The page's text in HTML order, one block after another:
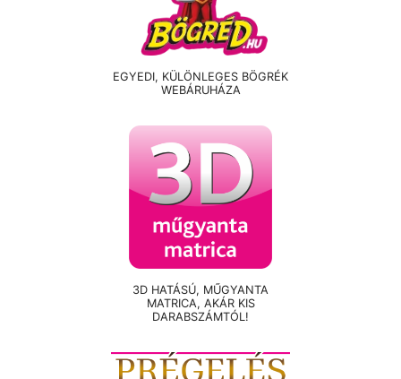
EGYEDI, KÜLÖNLEGES BÖGRÉK
WEBÁRUHÁZA
3D HATÁSÚ, MŰGYANTA
MATRICA, AKÁR KIS
DARABSZÁMTÓL!